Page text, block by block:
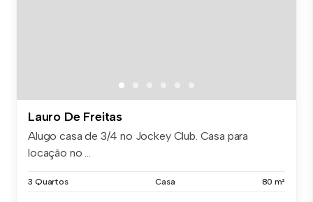
Lauro De Freitas
Alugo casa de 3/4 no Jockey Club. Casa para
locação no ...
3 Quartos Casa 80 m²